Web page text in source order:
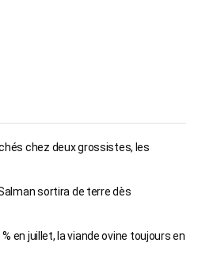
chez deux grossistes, les
sortira de terre dès
en juillet, la viande ovine toujours en